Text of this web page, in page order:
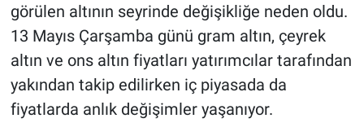
görülen altının seyrinde değişikliğe neden oldu.
13 Mayıs Çarşamba günü gram altın, çeyrek
altın ve ons altın fiyatları yatırımcılar tarafından
yakından takip edilirken iç piyasada da
fiyatlarda anlık değişimler yaşanıyor.